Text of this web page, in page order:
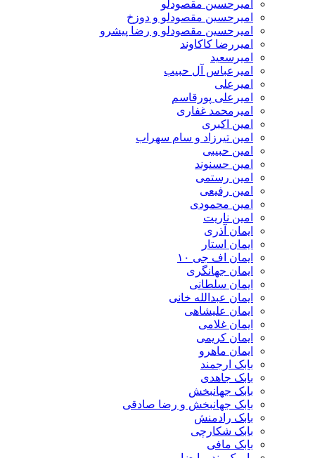
امیرحسین مقصودلو
امیرحسین مقصودلو و دوزخ
امیرحسین مقصودلو و رضا پیشرو
امیررضا کاکاوند
امیرسعید
امیرعباس آل حبیب
امیرعلی
امیرعلی پورقاسم
امیرمحمد غفاری
امین اکبری
امین تیرزاد و سام سهراب
امین حبیبی
امین حسنوند
امین رستمی
امین رفیعی
امین محمودی
امین ناریت
ایمان آذری
ایمان استار
ایمان اف جی ۱۰
ایمان جهانگری
ایمان سلطانی
ایمان عبدالله خانی
ایمان علیشاهی
ایمان غلامی
ایمان کریمی
ایمان ماهرو
بابک ارجمند
بابک جاهدی
بابک جهانبخش
بابک جهانبخش و رضا صادقی
بابک رادمنش
بابک شکارچی
بابک مافی